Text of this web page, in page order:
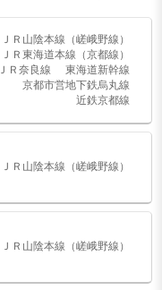
ＪＲ山陰本線（嵯峨野線）
ＪＲ東海道本線（京都線）
ＪＲ奈良線
東海道新幹線
京都市営地下鉄烏丸線
近鉄京都線
ＪＲ山陰本線（嵯峨野線）
ＪＲ山陰本線（嵯峨野線）